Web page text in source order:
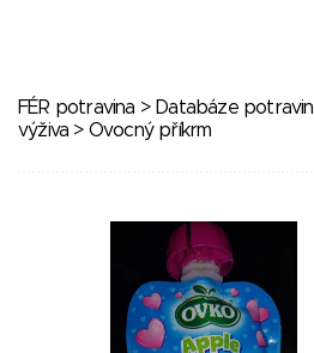
FÉR potravina > Databáze potravin
výživa > Ovocný příkrm